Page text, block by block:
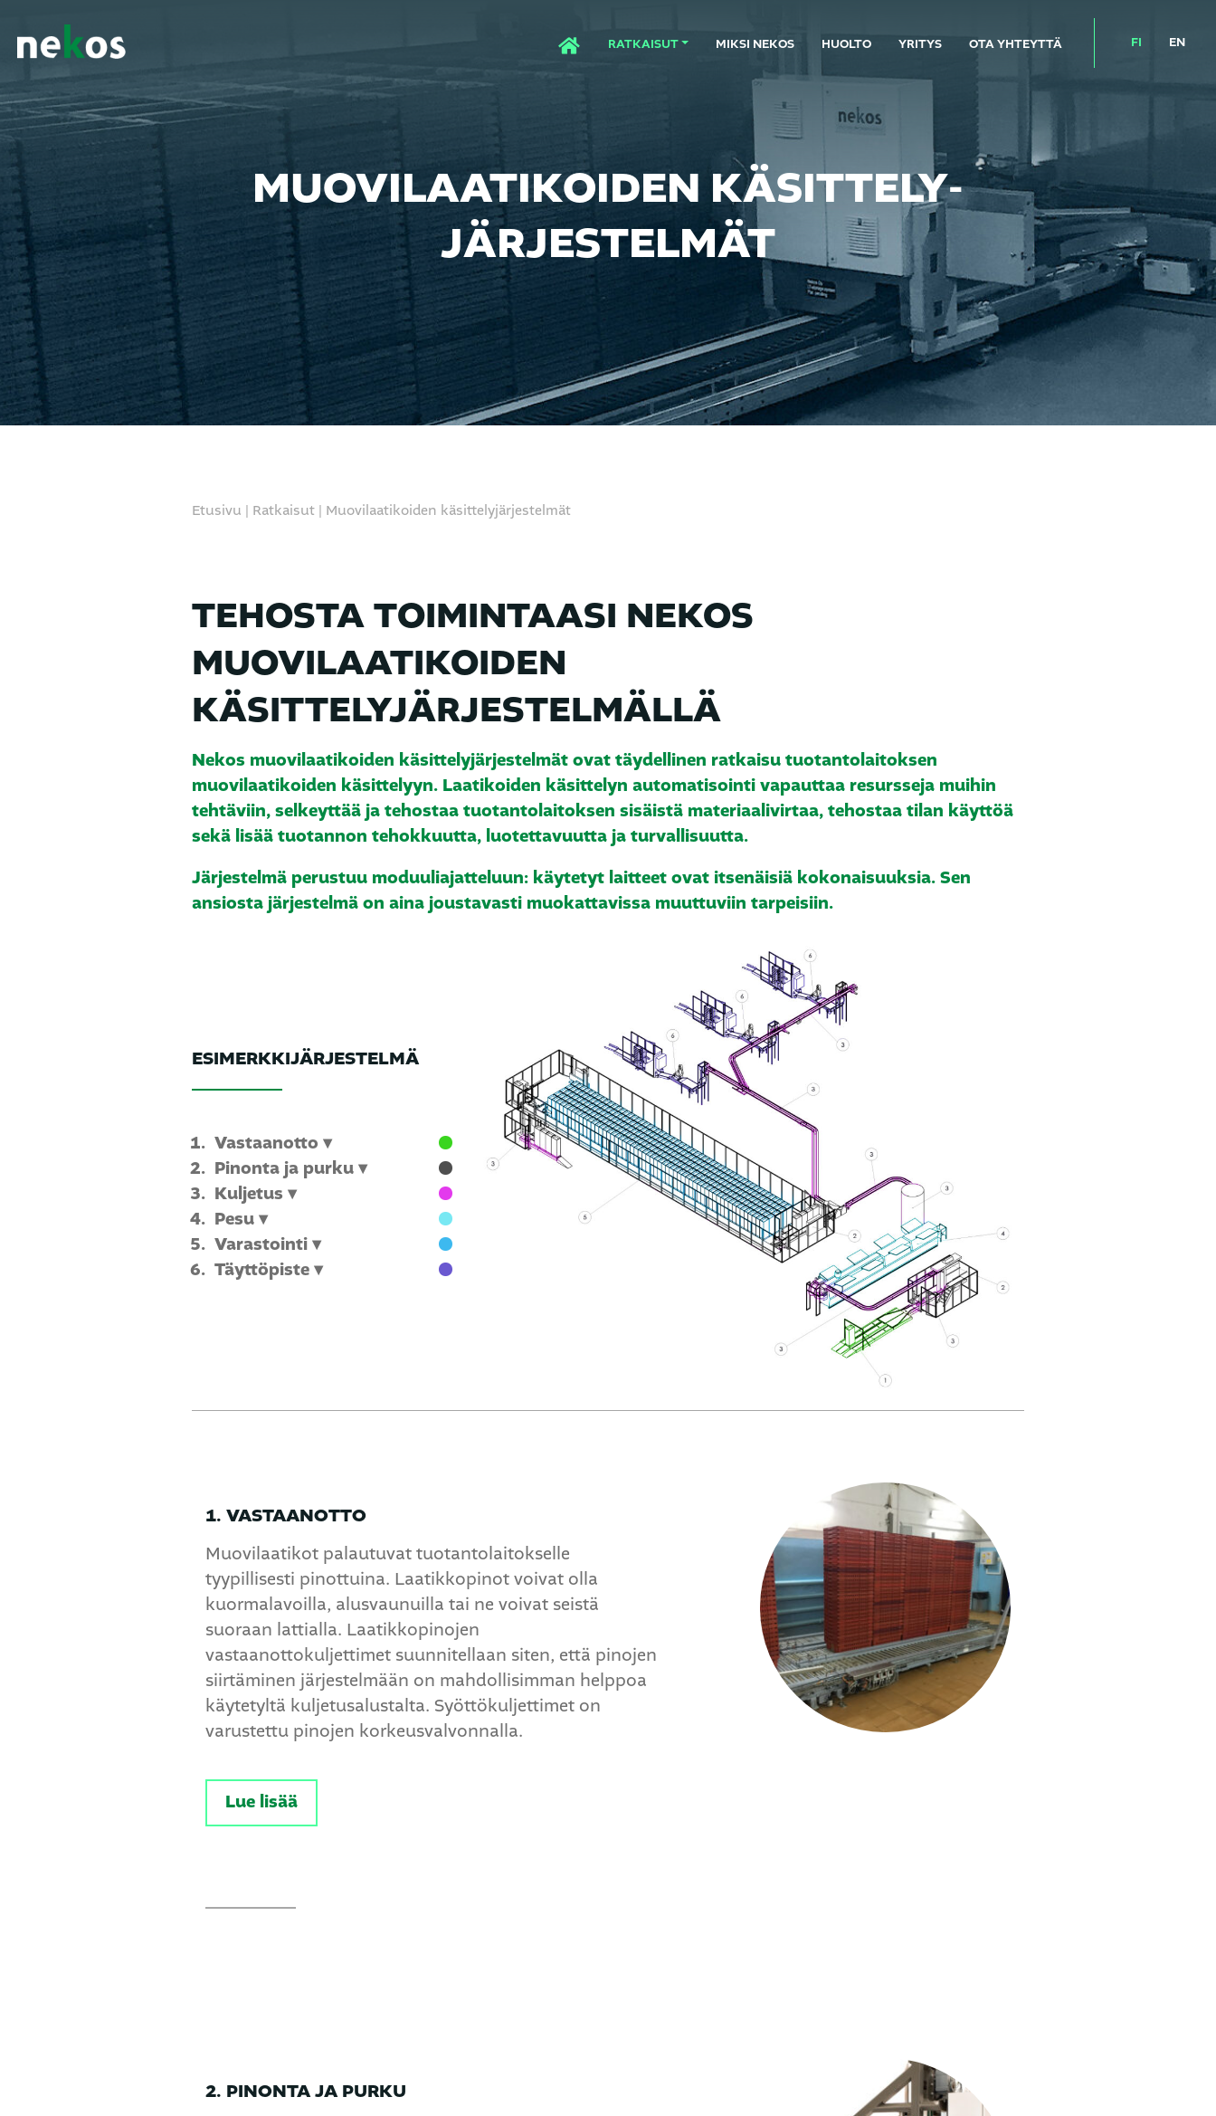
ETUSIVU
RATKAISUT MIKSI NEKOS HUOLTO YRITYS OTA YHTEYTTÄ FI EN
MUOVILAATIKOIDEN KÄSITTELY­
JÄRJESTELMÄT
Etusivu | Ratkaisut | Muovilaatikoiden käsittely­järjestelmät
TEHOSTA TOIMINTAASI NEKOS
MUOVILAATIKOIDEN
KÄSITTELYJÄRJESTELMÄLLÄ
Nekos muovilaatikoiden käsittelyjärjestelmät ovat täydellinen ratkaisu tuotantolaitoksen
muovilaatikoiden käsittelyyn. Laatikoiden käsittelyn automatisointi vapauttaa resursseja muihin
tehtäviin, selkeyttää ja tehostaa tuotantolaitoksen sisäistä materiaalivirtaa, tehostaa tilan käyttöä
sekä lisää tuotannon tehokkuutta, luotettavuutta ja turvallisuutta.
Järjestelmä perustuu moduuliajatteluun: käytetyt laitteet ovat itsenäisiä kokonaisuuksia. Sen
ansiosta järjestelmä on aina joustavasti muokattavissa muuttuviin tarpeisiin.
ESIMERKKIJÄRJESTELMÄ
Vastaanotto ▾
Pinonta ja purku ▾
Kuljetus ▾
Pesu ▾
Varastointi ▾
Täyttöpiste ▾
1. VASTAANOTTO
Muovilaatikot palautuvat tuotantolaitokselle
tyypillisesti pinottuina. Laatikkopinot voivat olla
kuormalavoilla, alusvaunuilla tai ne voivat seistä
suoraan lattialla. Laatikkopinojen
vastaanottokuljettimet suunnitellaan siten, että pinojen
siirtäminen järjestelmään on mahdollisimman helppoa
käytetyltä kuljetusalustalta. Syöttökuljettimet on
varustettu pinojen korkeusvalvonnalla.
Lue lisää
2. PINONTA JA PURKU